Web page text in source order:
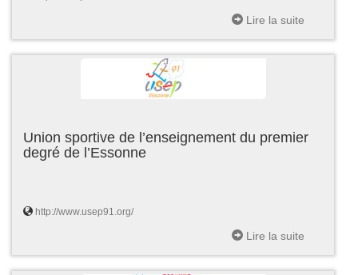
Lire la suite
Union sportive de l’enseignement du premier
degré de l’Essonne
http://www.usep91.org/
Lire la suite